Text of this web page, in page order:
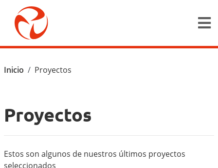
Pasar al contenido principal
Ruta de navegación
Inicio Proyectos
Proyectos
Estos son algunos de nuestros últimos proyectos
seleccionados